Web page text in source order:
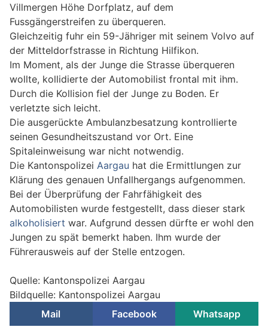
Villmergen Höhe Dorfplatz, auf dem
Fussgängerstreifen zu überqueren.
Gleichzeitig fuhr ein 59-Jähriger mit seinem Volvo auf
der Mitteldorfstrasse in Richtung Hilfikon.
Im Moment, als der Junge die Strasse überqueren
wollte, kollidierte der Automobilist frontal mit ihm.
Durch die Kollision fiel der Junge zu Boden. Er
verletzte sich leicht.
Die ausgerückte Ambulanzbesatzung kontrollierte
seinen Gesundheitszustand vor Ort. Eine
Spitaleinweisung war nicht notwendig.
Die Kantonspolizei Aargau hat die Ermittlungen zur
Klärung des genauen Unfallhergangs aufgenommen.
Bei der Überprüfung der Fahrfähigkeit des
Automobilisten wurde festgestellt, dass dieser stark
alkoholisiert war. Aufgrund dessen dürfte er wohl den
Jungen zu spät bemerkt haben. Ihm wurde der
Führerausweis auf der Stelle entzogen.
Quelle: Kantonspolizei Aargau
Bildquelle: Kantonspolizei Aargau
Mail
Facebook Whatsapp